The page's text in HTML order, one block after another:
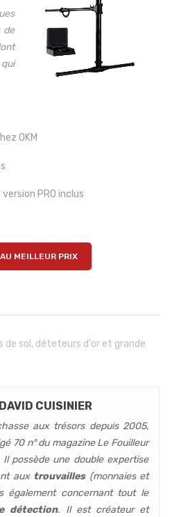
de
OKM
version PRO inclus
MEILLEUR PRIX
de sol, déteteurs d'or et grande
CUISINIER
aux trésors depuis 2005,
70 n° du magazine Le Fouilleur
possède une double expertise
aux trouvailles (monnaies et
également concernant tout le
détection. Il est créateur et